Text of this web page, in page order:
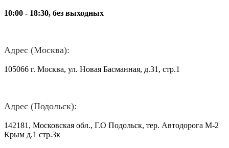
10:00 - 18:30, без выходных
Адрес (Москва):
105066 г. Москва, ул. Новая Басманная, д.31, стр.1
Адрес (Подольск):
142181, Московская обл., Г.О Подольск, тер. Автодорога М-2
Крым д.1 стр.3к